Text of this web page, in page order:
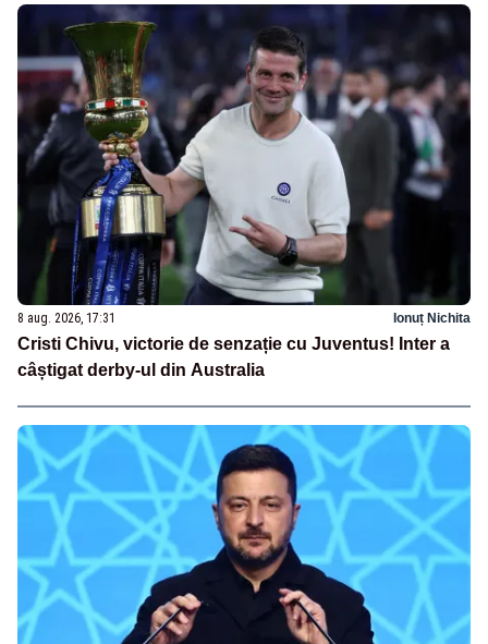
8 aug. 2026, 17:31 Ionuț Nichita
Cristi Chivu, victorie de senzație cu Juventus! Inter a
câștigat derby-ul din Australia